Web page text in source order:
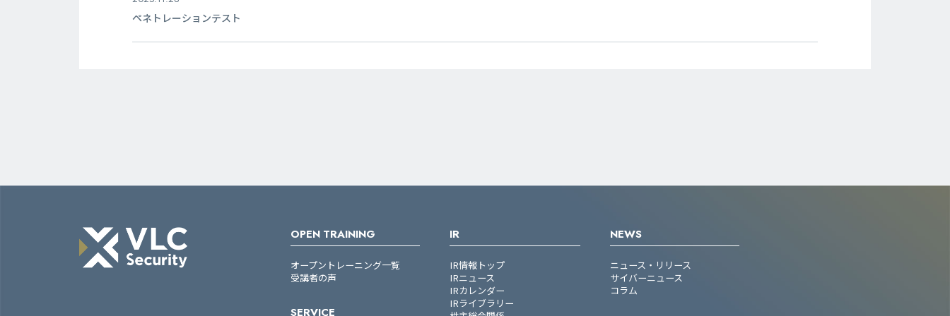
ペネトレーションテスト
OPEN TRAINING
オープントレーニング一覧
受講者の声
SERVICE
IR
IR情報トップ
IRニュース
IRカレンダー
IRライブラリー
NEWS
ニュース・リリース
サイバーニュース
コラム